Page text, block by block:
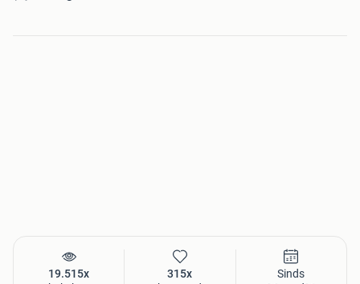
19.515x
315x
Sinds